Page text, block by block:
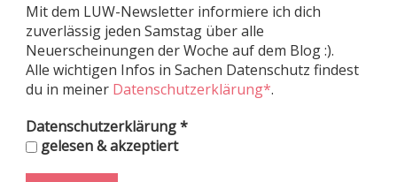
Mit dem LUW-Newsletter informiere ich dich
zuverlässig jeden Samstag über alle
Neuerscheinungen der Woche auf dem Blog :).
Alle wichtigen Infos in Sachen Datenschutz findest
du in meiner Datenschutzerklärung*.
Datenschutzerklärung*
gelesen & akzeptiert